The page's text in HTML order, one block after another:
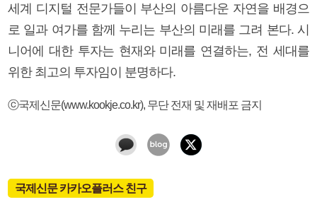
세계 디지털 전문가들이 부산의 아름다운 자연을 배경으
로 일과 여가를 함께 누리는 부산의 미래를 그려 본다. 시
니어에 대한 투자는 현재와 미래를 연결하는, 전 세대를
위한 최고의 투자임이 분명하다.
ⓒ국제신문(www.kookje.co.kr), 무단 전재 및 재배포 금지
국제신문 카카오플러스 친구